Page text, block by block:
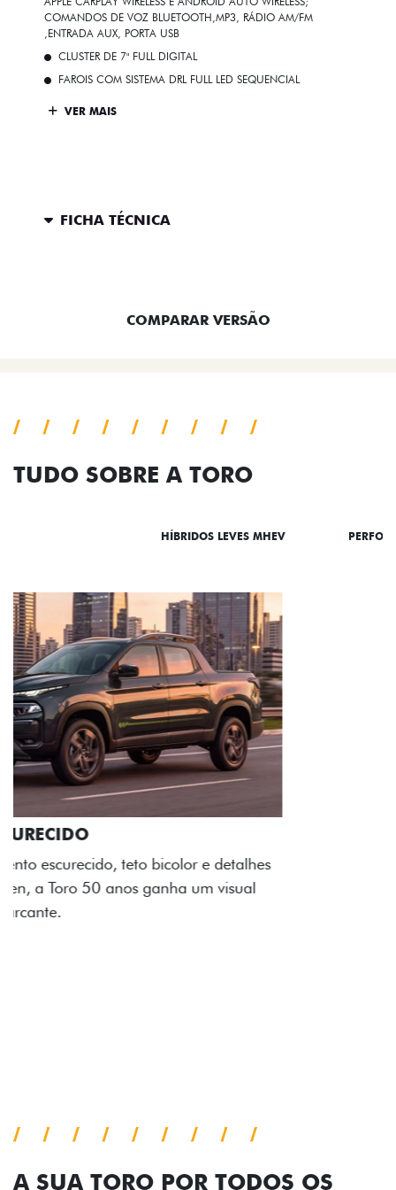
COMANDOS DE VOZ BLUETOOTH,MP3, RÁDIO AM/FM
,ENTRADA AUX, PORTA USB
CLUSTER DE 7" FULL DIGITAL
FAROIS COM SISTEMA DRL FULL LED SEQUENCIAL
VER MAIS
FICHA TÉCNICA
COMPARAR VERSÃO
TUDO SOBRE A TORO
HÍBRIDOS LEVES MHEV
ADESIVOS ESTILIZADOS
Os adesivos aplicados no capô e nas laterais
reforçam a identidade única dessa edição para lá de
comemorativa.
ÂNGULOS